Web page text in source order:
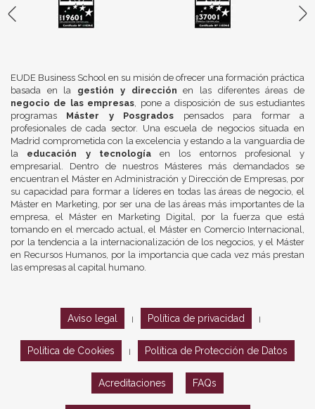
EUDE Business School en su misión de ofrecer una formación práctica
basada en la gestión y dirección en las diferentes áreas de
negocio de las empresas, pone a disposición de sus estudiantes
programas Máster y Posgrados pensados para formar a
profesionales de cada sector. Una escuela de negocios situada en
Madrid comprometida con la excelencia y estando a la vanguardia de
la educación y tecnologíaen los entornos profesional y
empresarial. Dentro de nuestros Másteres más demandados se
encuentran el Máster en Administración y Dirección de Empresas, por
su capacidad para formar a líderes en todas las áreas de negocio, el
Máster en Marketing, por ser una de las áreas más importantes de la
empresa, el Máster en Marketing Digital, por la fuerza que está
tomando en el mercado actual, el Máster en Comercio Internacional,
por la tendencia a la internacionalización de los negocios, y el Máster
en Recursos Humanos, por la importancia que cada vez más prestan
las empresas al capital humano.
Aviso legal Política de privacidad
Política de Cookies Política de Protección de Datos
Acreditaciones FAQs